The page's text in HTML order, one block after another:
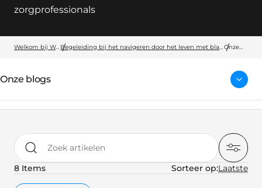
zorgprofessionals
Welkom bij Wellspect Begeleiding bij het navigeren door het leven met blaas- en darmproblemenOnze
Onze blogs
Zoek artikelen
8 Items
Sorteer op: